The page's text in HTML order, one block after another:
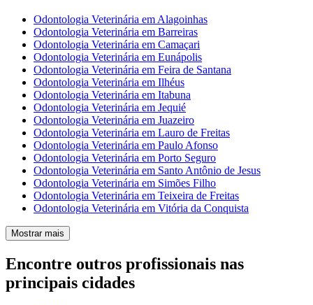
Odontologia Veterinária em Alagoinhas
Odontologia Veterinária em Barreiras
Odontologia Veterinária em Camaçari
Odontologia Veterinária em Eunápolis
Odontologia Veterinária em Feira de Santana
Odontologia Veterinária em Ilhéus
Odontologia Veterinária em Itabuna
Odontologia Veterinária em Jequié
Odontologia Veterinária em Juazeiro
Odontologia Veterinária em Lauro de Freitas
Odontologia Veterinária em Paulo Afonso
Odontologia Veterinária em Porto Seguro
Odontologia Veterinária em Santo Antônio de Jesus
Odontologia Veterinária em Simões Filho
Odontologia Veterinária em Teixeira de Freitas
Odontologia Veterinária em Vitória da Conquista
Mostrar mais
Encontre outros profissionais nas
principais cidades